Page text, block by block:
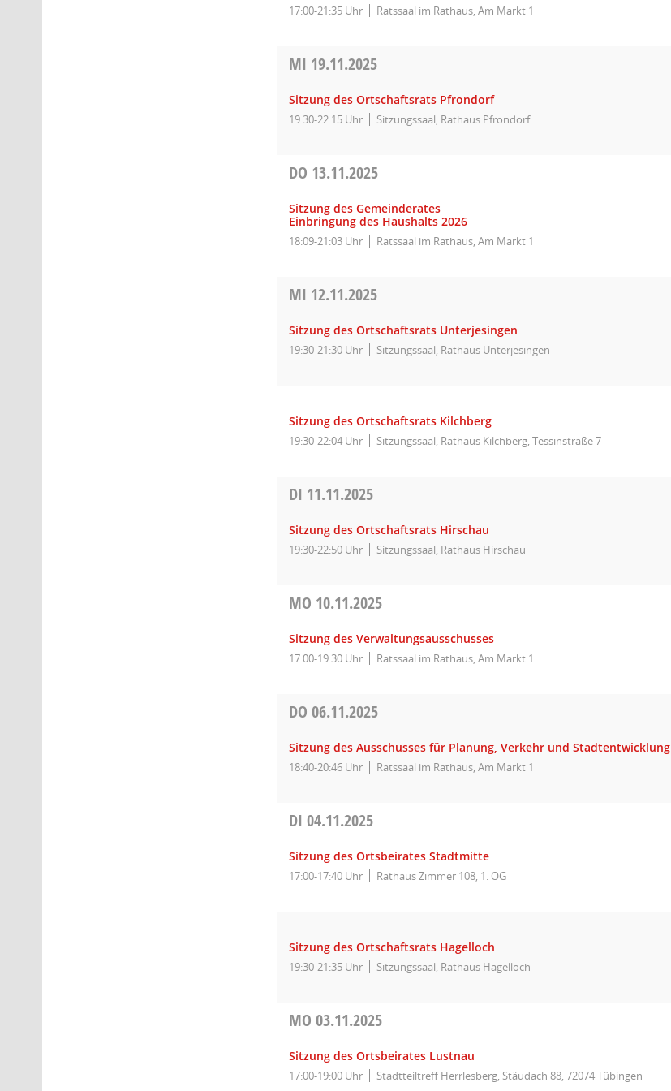
17:00-21:35 Uhr Ratssaal im Rathaus, Am Markt 1
MI 19.11.2025
Sitzung des Ortschaftsrats Pfrondorf
19:30-22:15 Uhr Sitzungssaal, Rathaus Pfrondorf
DO 13.11.2025
Sitzung des Gemeinderates
Einbringung des Haushalts 2026
18:09-21:03 Uhr Ratssaal im Rathaus, Am Markt 1
MI 12.11.2025
Sitzung des Ortschaftsrats Unterjesingen
19:30-21:30 Uhr Sitzungssaal, Rathaus Unterjesingen
Sitzung des Ortschaftsrats Kilchberg
19:30-22:04 Uhr Sitzungssaal, Rathaus Kilchberg, Tessinstraße 7
DI 11.11.2025
Sitzung des Ortschaftsrats Hirschau
19:30-22:50 Uhr Sitzungssaal, Rathaus Hirschau
MO 10.11.2025
Sitzung des Verwaltungsausschusses
17:00-19:30 Uhr Ratssaal im Rathaus, Am Markt 1
DO06.11.2025
Sitzung des Ausschusses für Planung, Verkehr und Stadtentwicklung
18:40-20:46 Uhr Ratssaal im Rathaus, Am Markt 1
DI04.11.2025
Sitzung des Ortsbeirates Stadtmitte
17:00-17:40 Uhr Rathaus Zimmer 108, 1. OG
Sitzung des Ortschaftsrats Hagelloch
19:30-21:35 Uhr Sitzungssaal, Rathaus Hagelloch
MO03.11.2025
Sitzung des Ortsbeirates Lustnau
17:00-19:00 Uhr Stadtteiltreff Herrlesberg, Stäudach 88, 72074 Tübingen